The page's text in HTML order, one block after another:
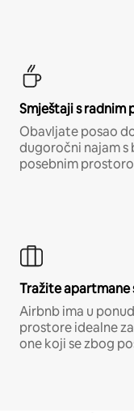
Smještaji s
Obavljate posao
dugoročni najam
posebnim
Tražite apartmane
Airbnb ima u
prostore idealne
one koji se zbog